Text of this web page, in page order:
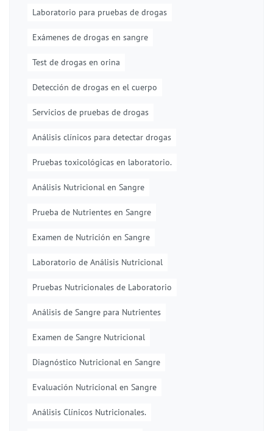
Laboratorio para pruebas de drogas
Exámenes de drogas en sangre
Test de drogas en orina
Detección de drogas en el cuerpo
Servicios de pruebas de drogas
Análisis clínicos para detectar drogas
Pruebas toxicológicas en laboratorio.
Análisis Nutricional en Sangre
Prueba de Nutrientes en Sangre
Examen de Nutrición en Sangre
Laboratorio de Análisis Nutricional
Pruebas Nutricionales de Laboratorio
Análisis de Sangre para Nutrientes
Examen de Sangre Nutricional
Diagnóstico Nutricional en Sangre
Evaluación Nutricional en Sangre
Análisis Clínicos Nutricionales.